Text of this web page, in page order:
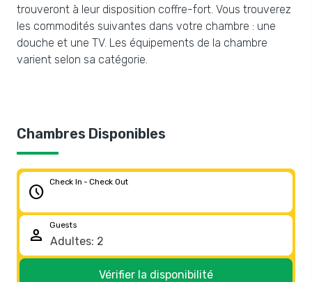
trouveront à leur disposition coffre-fort. Vous trouverez
les commodités suivantes dans votre chambre : une
douche et une TV. Les équipements de la chambre
varient selon sa catégorie.
Chambres Disponibles
schedule
Check In - Check Out
person
Guests
Vérifier la disponibilité